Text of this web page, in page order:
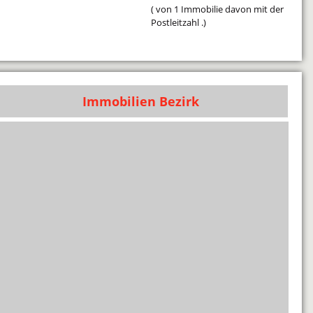
( von 1 Immobilie davon mit der
Postleitzahl .)
Immobilien Bezirk